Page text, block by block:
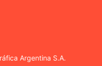
Argentina S.A.